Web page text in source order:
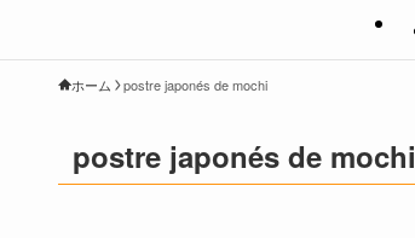
ホーム postre japonés de mochi
postre japonés de mochi